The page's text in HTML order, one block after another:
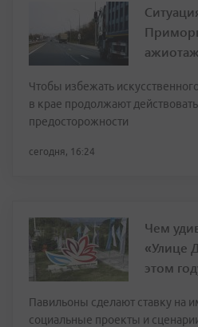
Чтобы избежать
в крае продолжают
предосторожности
сегодня, 16:24
Чем
«Улице
этом
Павильоны сделают ставку на
социальные проекты и